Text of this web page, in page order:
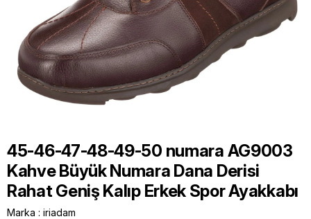
45-46-47-48-49-50 numara AG9003
Kahve Büyük Numara Dana Derisi
Rahat Geniş Kalıp Erkek Spor Ayakkabı
Marka : iriadam